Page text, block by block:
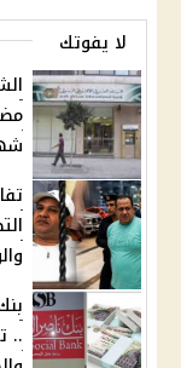
لا يفوتك
..